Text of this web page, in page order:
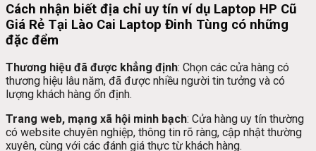
Cách nhận biết địa chỉ uy tín ví dụ Laptop HP Cũ
Giá Rẻ Tại Lào Cai Laptop Đinh Tùng có những
đặc đểm
Thương hiệu đã được khẳng định: Chọn các cửa hàng có
thương hiệu lâu năm, đã được nhiều người tin tưởng và có
lượng khách hàng ổn định.
Trang web, mạng xã hội minh bạch: Cửa hàng uy tín thường
có website chuyên nghiệp, thông tin rõ ràng, cập nhật thường
xuyên, cùng với các đánh giá thực từ khách hàng.